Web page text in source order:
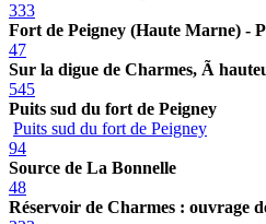
333
Fort de Peigney (Haute Marne) -
47
Sur la digue de Charmes, Ã
545
Puits sud du fort de Peigney
Puits sud du fort de Peigney
94
Source de La Bonnelle
48
Réservoir de Charmes : ouvrage